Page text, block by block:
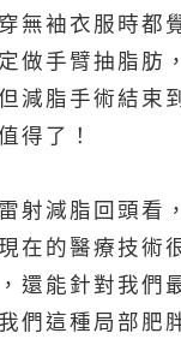
無袖衣服時都
做手臂抽脂肪
減脂手術結束
得了！
射減脂 回頭看
在的醫療技術
還能針對我們
們這種局部肥